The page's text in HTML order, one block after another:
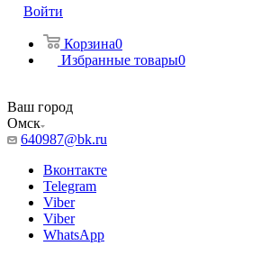
Войти
Корзина0
Избранные товары0
Ваш город
Омск
640987@bk.ru
Вконтакте
Telegram
Viber
Viber
WhatsApp